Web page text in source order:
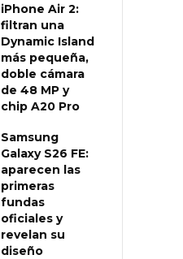
iPhone Air 2:
filtran una
Dynamic Island
más pequeña,
doble cámara
de 48 MP y
chip A20 Pro
Samsung
Galaxy S26 FE:
aparecen las
primeras
fundas
oficiales y
revelan su
diseño